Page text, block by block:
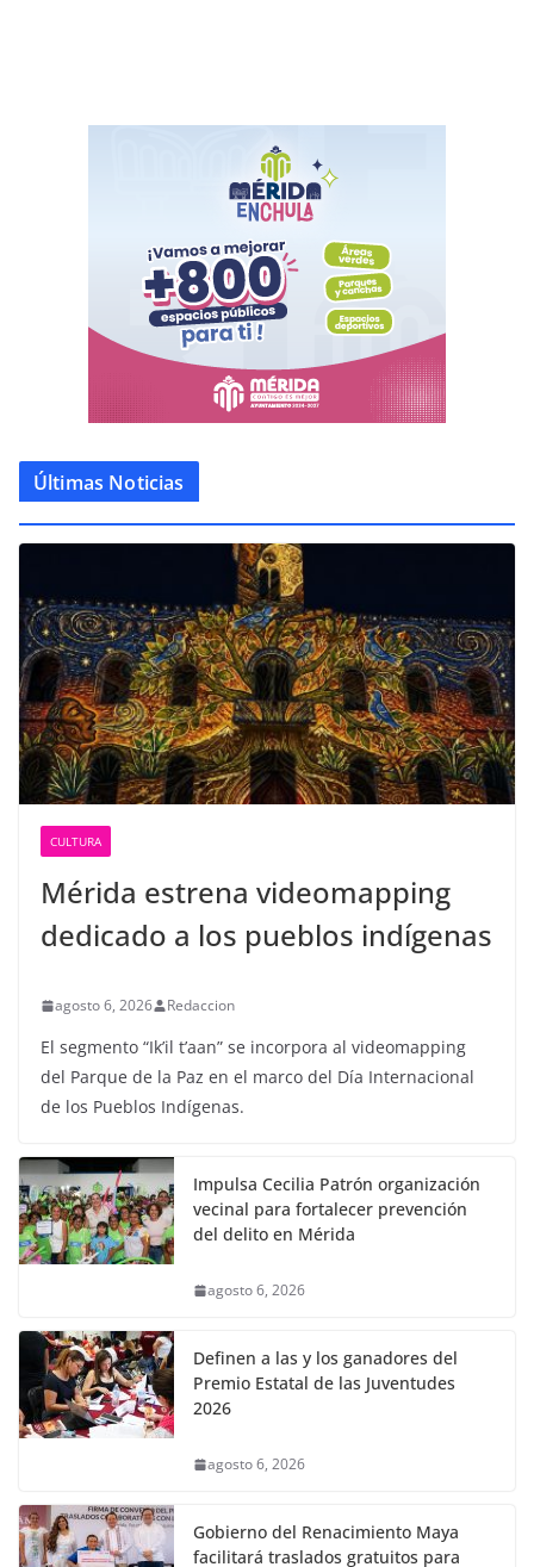
Últimas Noticias
CULTURA
Mérida estrena videomapping
dedicado a los pueblos indígenas
agosto 6, 2026 Redaccion
El segmento “Ik’il t’aan” se incorpora al videomapping
del Parque de la Paz en el marco del Día Internacional
de los Pueblos Indígenas.
Impulsa Cecilia Patrón organización
vecinal para fortalecer prevención
del delito en Mérida
agosto 6, 2026
Definen a las y los ganadores del
Premio Estatal de las Juventudes
2026
agosto 6, 2026
Gobierno del Renacimiento Maya
facilitará traslados gratuitos para